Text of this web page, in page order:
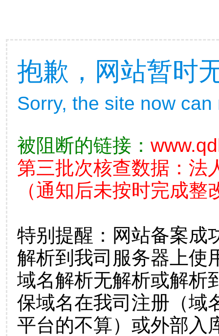
抱歉，网站暂时
Sorry, the site now
被阻断的链接：
第三批次核查数据：法
（通知后未按时完成整
特别提醒：网站备案成
解析到我司服务器上使
域名解析无解析或解析
保域名在我司注册（域
平台的不算）或外部入